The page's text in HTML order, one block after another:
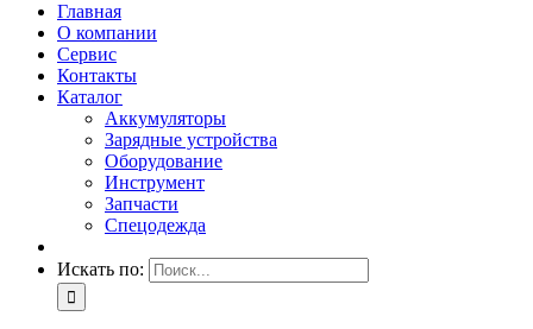
Главная
О компании
Сервис
Контакты
Каталог
Аккумуляторы
Зарядные устройства
Оборудование
Инструмент
Запчасти
Спецодежда
Искать по: